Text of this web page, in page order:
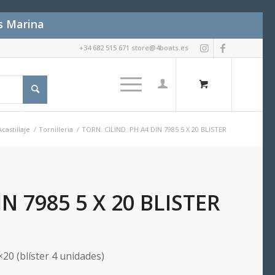
Marina
+34 682 515 671 store@4boats.es
/ Tornilleria / TORN. CILIND. PH A4 DIN 7985 5 X 20 BLISTER
7985 5 X 20 BLISTER
(blíster 4 unidades)